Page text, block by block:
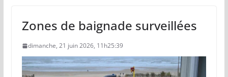
Zones de baignade surveillées
dimanche, 21 juin 2026, 11h25:39